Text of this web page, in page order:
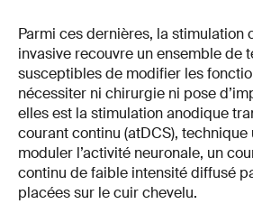
Parmi ces dernières, la stimulation
invasive recouvre un ensemble de
susceptibles de modifier les
nécessiter ni chirurgie ni pose
elles est la stimulation anodique
courant continu (atDCS),
moduler l’activité neuronale, un
continu de faible intensité diffusé
placées sur le cuir chevelu.